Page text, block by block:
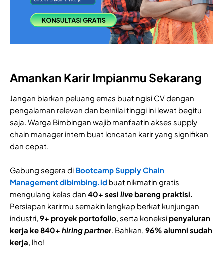
Amankan Karir Impianmu Sekarang
Jangan biarkan peluang emas buat ngisi CV dengan
pengalaman relevan dan bernilai tinggi ini lewat begitu
saja. Warga Bimbingan wajib manfaatin akses supply
chain manager intern buat loncatan karir yang signifikan
dan cepat.
Gabung segera di Bootcamp Supply Chain
Management dibimbing.id buat nikmatin gratis
mengulang kelas dan 40+ sesi livebareng praktisi.
Persiapan karirmu semakin lengkap berkat kunjungan
industri, 9+ proyek portofolio, serta koneksipenyaluran
kerja ke 840+ hiring partner. Bahkan, 96% alumni sudah
kerja, lho!